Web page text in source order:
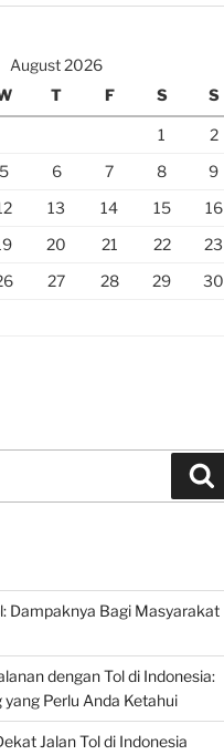
August 2026
T F S S
1
2
5 6 7 8
9
13 14 15
16
20 21 22
23
27 28 29
30
Dampaknya Bagi Masyarakat
dengan Tol di Indonesia:
Perlu Anda Ketahui
Jalan Tol di Indonesia